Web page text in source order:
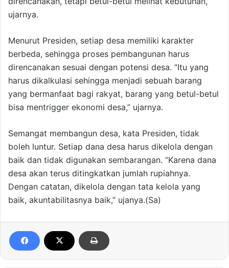
ujarnya.
Menurut Presiden, setiap desa memiliki karakter
berbeda, sehingga proses pembangunan harus
direncanakan sesuai dengan potensi desa. “Itu yang
harus dikalkulasi sehingga menjadi sebuah barang
yang bermanfaat bagi rakyat, barang yang betul-betul
bisa mentrigger ekonomi desa,” ujarnya.
Semangat membangun desa, kata Presiden, tidak
boleh luntur. Setiap dana desa harus dikelola dengan
baik dan tidak digunakan sembarangan. “Karena dana
desa akan terus ditingkatkan jumlah rupiahnya.
Dengan catatan, dikelola dengan tata kelola yang
baik, akuntabilitasnya baik,” ujanya.(Sa)